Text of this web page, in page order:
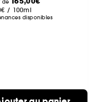
de
/ 100ml
disponibles